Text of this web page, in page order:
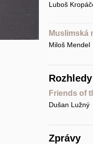
Luboš
Muslimská
Miloš Mendel
Rozhledy
Friends of
Dušan Lužný
Zprávy